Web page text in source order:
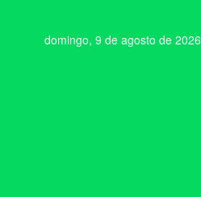
domingo, 9 de agosto de 2026